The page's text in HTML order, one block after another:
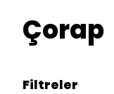
Çorap
Filtreler